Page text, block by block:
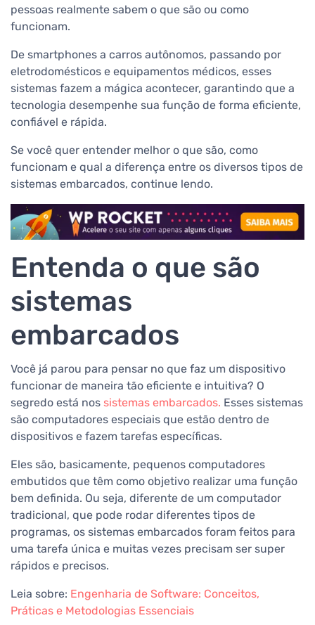
pessoas realmente sabem o que são ou como
funcionam.
De smartphones a carros autônomos, passando por
eletrodomésticos e equipamentos médicos, esses
sistemas fazem a mágica acontecer, garantindo que a
tecnologia desempenhe sua função de forma eficiente,
confiável e rápida.
Se você quer entender melhor o que são, como
funcionam e qual a diferença entre os diversos tipos de
sistemas embarcados, continue lendo.
Entenda o que são
sistemas
embarcados
Você já parou para pensar no que faz um dispositivo
funcionar de maneira tão eficiente e intuitiva? O
segredo está nos sistemas embarcados. Esses sistemas
são computadores especiais que estão dentro de
dispositivos e fazem tarefas específicas.
Eles são, basicamente, pequenos computadores
embutidos que têm como objetivo realizar uma função
bem definida. Ou seja, diferente de um computador
tradicional, que pode rodar diferentes tipos de
programas, os sistemas embarcados foram feitos para
uma tarefa única e muitas vezes precisam ser super
rápidos e precisos.
Leia sobre: Engenharia de Software: Conceitos,
Práticas e Metodologias Essenciais